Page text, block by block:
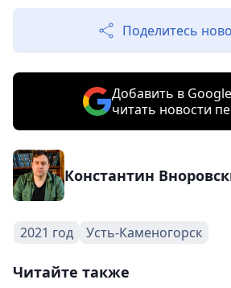
Поделитесь
Добавить в
читать новости
Константин
2021 год Усть-Каменогорск
Читайте также